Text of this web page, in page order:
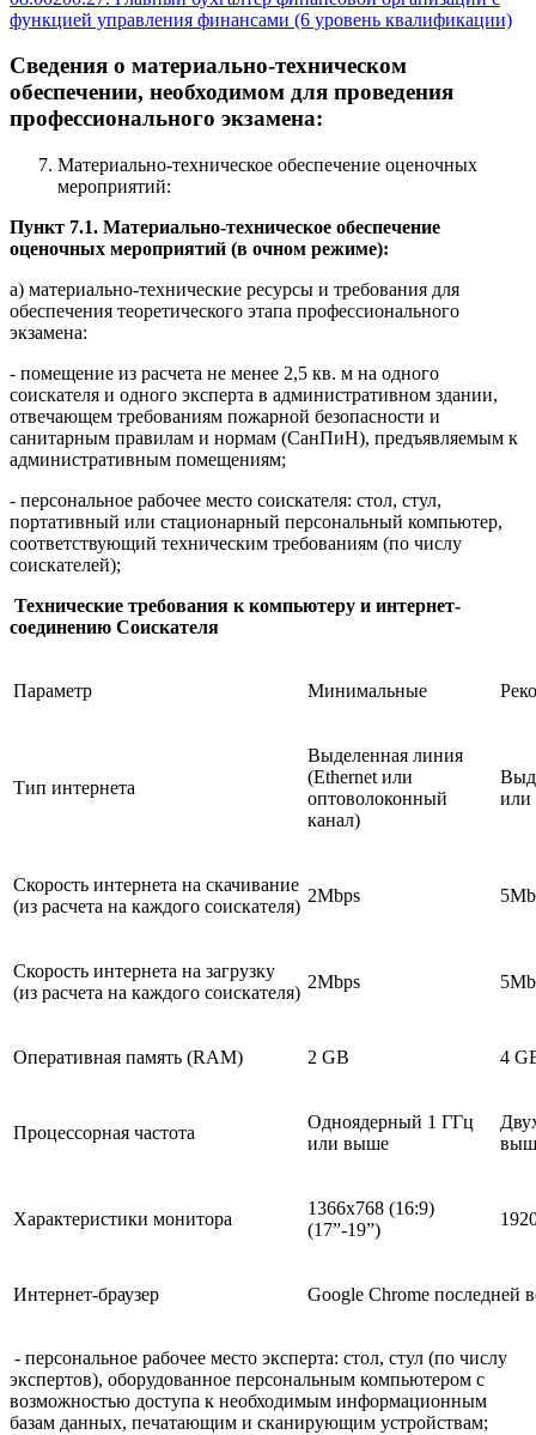
функцией управления финансами (6 уровень квалификации)
Сведения о материально-техническом
обеспечении, необходимом для проведения
профессионального экзамена:
Материально-техническое обеспечение оценочных
мероприятий:
Пункт 7.1. Материально-техническое обеспечение
оценочных мероприятий (в очном режиме):
а) материально-технические ресурсы и требования для
обеспечения теоретического этапа профессионального
экзамена:
- помещение из расчета не менее 2,5 кв. м на одного
соискателя и одного эксперта в административном здании,
отвечающем требованиям пожарной безопасности и
санитарным правилам и нормам (СанПиН), предъявляемым к
административным помещениям;
- персональное рабочее место соискателя: стол, стул,
портативный или стационарный персональный компьютер,
соответствующий техническим требованиям (по числу
соискателей);
Технические требования к компьютеру и интернет-
соединению Соискателя
Параметр Минимальные
Тип интернета
Выделенная линия
(Ethernet или
оптоволоконный
канал)
или
Скорость интернета на скачивание
(из расчета на каждого соискателя)
2Mbps
Скорость интернета на загрузку
(из расчета на каждого соискателя)
2Mbps
Оперативная память (RAM) 2 GB 4
Процессорная частота
Одноядерный 1 ГГц
или выше
Характеристики монитора
1366х768 (16:9)
(17”-19”)
Интернет-браузер Google Chrome последней
- персональное рабочее место эксперта: стол, стул (по числу
экспертов), оборудованное персональным компьютером с
возможностью доступа к необходимым информационным
базам данных, печатающим и сканирующим устройствам;